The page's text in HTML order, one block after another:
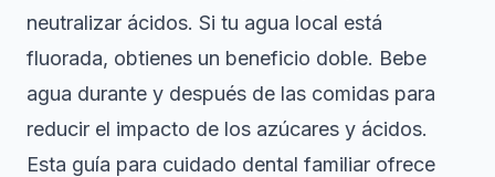
neutralizar ácidos. Si tu agua local está
fluorada, obtienes un beneficio doble. Bebe
agua durante y después de las comidas para
reducir el impacto de los azúcares y ácidos.
Esta guía para cuidado dental familiar ofrece